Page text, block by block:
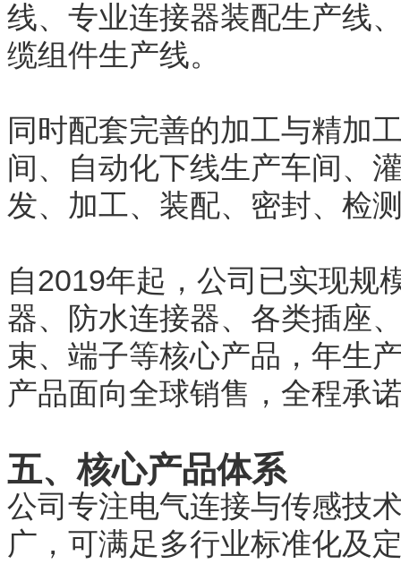
线、专业连接器装配生产线
缆组件生产线。
同时配套完善的加工与精加
间、自动化下线生产车间、
发、加工、装配、密封、检
自2019年起，公司已实现规
器、防水连接器、各类插座
束、端子等核心产品，年生
产品面向全球销售，全程承
五、核心产品体系
公司专注电气连接与传感技
广，可满足多行业标准化及